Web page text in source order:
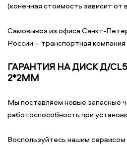
(конечная стоимость зависит от
Самовывоз из офиса Санкт-
России – транспортная компания
ГАРАНТИЯ НА ДИСК Д/
2*2ММ
Мы поставляем новые запасные
работоспособность при
Воспользуйтесь нашим